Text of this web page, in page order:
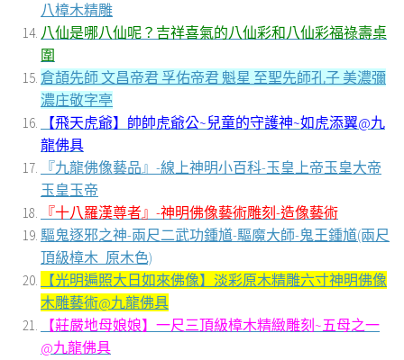
八樟木精雕
八仙是哪八仙呢？吉祥喜氣的八仙彩和八仙彩福祿壽桌
圍
倉頡先師 文昌帝君 孚佑帝君 魁星 至聖先師孔子 美濃彌
濃庄敬字亭
【飛天虎爺】帥帥虎爺公~兒童的守護神~如虎添翼@九
龍佛具
『九龍佛像藝品』-線上神明小百科-玉皇上帝玉皇大帝
玉皇玉帝
『十八羅漢尊者』-神明佛像藝術雕刻-造像藝術
驅鬼逐邪之神-兩尺二武功鍾馗-驅魔大師-鬼王鍾馗(兩尺
頂級樟木_原木色)
【光明遍照大日如來佛像】淡彩原木精雕六寸神明佛像
木雕藝術@九龍佛具
【莊嚴地母娘娘】一尺三頂級樟木精緻雕刻~五母之一
@九龍佛具